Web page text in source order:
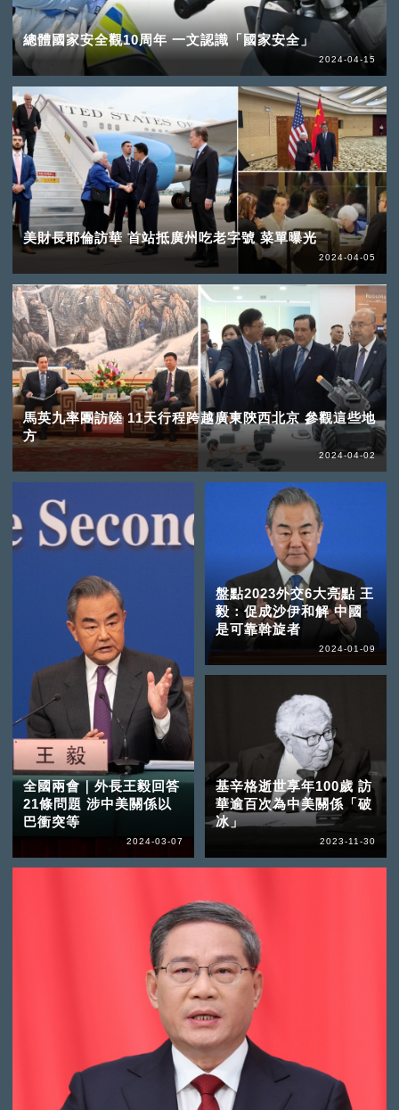
總體國家安全觀10周年 一文認識「國家安全」
2024-04-15
美財長耶倫訪華 首站抵廣州吃老字號 菜單曝光
2024-04-05
馬英九率團訪陸 11天行程跨越廣東陝西北京 參觀這些地
方
2024-04-02
全國兩會｜外長王毅回答
21條問題 涉中美關係以
巴衝突等
2024-03-07
盤點2023外交6大亮點 王
毅：促成沙伊和解 中國
是可靠斡旋者
2024-01-09
基辛格逝世享年100歲 訪
華逾百次為中美關係「破
冰」
2023-11-30